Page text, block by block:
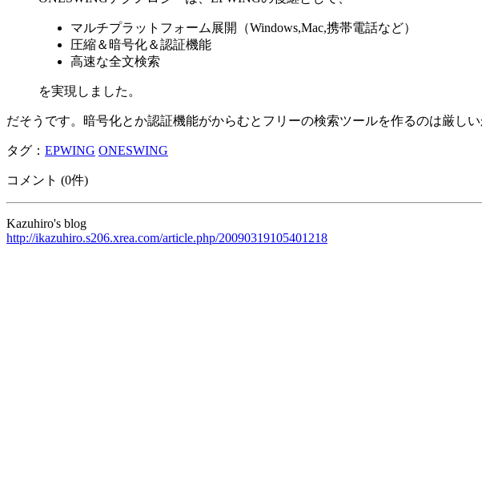
マルチプラットフォーム展開（Windows,Mac,携帯電話など）
圧縮＆暗号化＆認証機能
高速な全文検索
を実現しました。
だそうです。暗号化とか認証機能がからむとフリーの検索ツールを作るのは厳しい
タグ： EPWING ONESWING
コメント (0件)
Kazuhiro's blog
http://ikazuhiro.s206.xrea.com/article.php/20090319105401218